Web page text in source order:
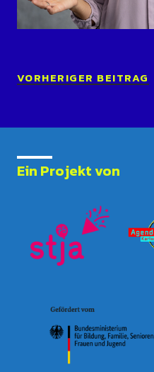
VORHERIGER BEITRAG
Ein Projekt von